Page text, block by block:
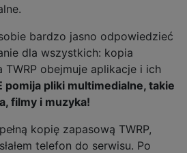
bardzo jasno odpowiedzieć
dla wszystkich: kopia
TWRP obejmuje aplikacje i ich
pomija pliki multimedialne, takie
filmy i muzyka!
kopię zapasową TWRP,
telefon do serwisu. Po